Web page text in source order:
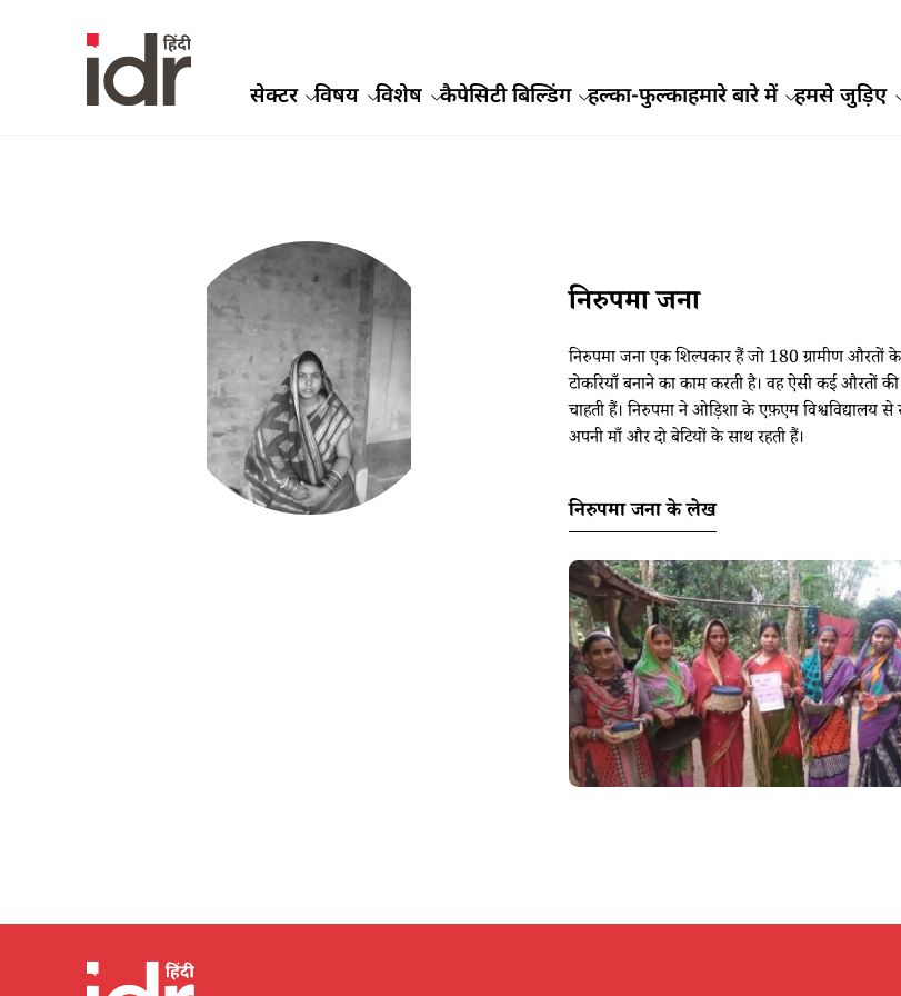
सेक्टर विषय विशेष कैपेसिटी बिल्डिंग हल्का-फुल्काहमारे बारे में हमसे जुड़िए
निरुपमा जना
निरुपमा जना एक शिल्पकार हैं जो 180 ग्रामीण औरतों
टोकरियाँ बनाने का काम करती है। वह ऐसी कई औरतों
चाहती हैं। निरुपमा ने ओड़िशा के एफ़एम विश्वविद्यालय
अपनी माँ और दो बेटियों के साथ रहती हैं।
निरुपमा जना के लेख